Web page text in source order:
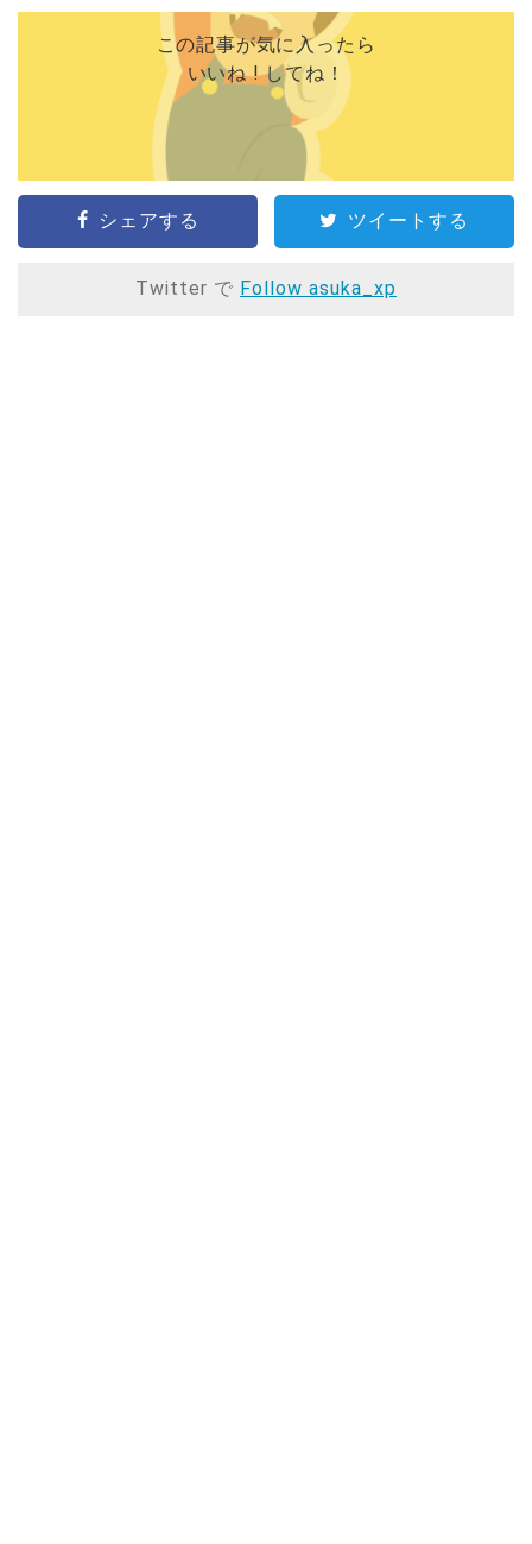
この記事が気に入ったら
いいね ! してね！
シェアする ツイートする
Twitter で Follow asuka_xp